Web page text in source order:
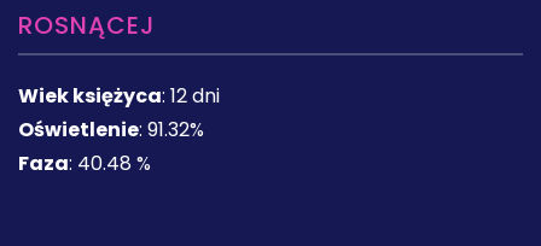
ROSNĄCEJ
Wiek księżyca: 12 dni
Oświetlenie: 91.32%
Faza: 40.48 %